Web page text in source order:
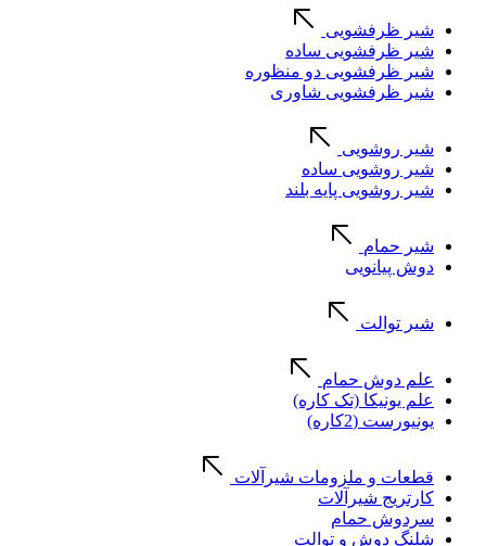
شیر ظرفشویی
شیر ظرفشویی ساده
شیر ظرفشویی دو منظوره
شیر ظرفشویی شاوری
شیر روشویی
شیر روشویی ساده
شیر روشویی پایه بلند
شیر حمام
دوش پیانویی
شیر توالت
علم دوش حمام
علم یونیکا (تک کاره)
یونیورست (2کاره)
قطعات و ملزومات شیرآلات
کارتریج شیرآلات
سردوش حمام
شلنگ دوش و توالت